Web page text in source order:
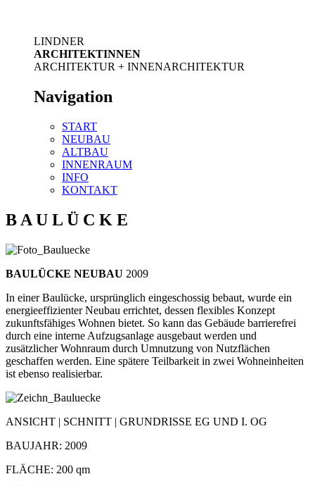
LINDNER
ARCHITEKTINNEN
ARCHITEKTUR + INNENARCHITEKTUR
Navigation
START
NEUBAU
ALTBAU
INNENRAUM
INFO
KONTAKT
B A U L Ü C K E
BAULÜCKE NEUBAU 2009
In einer Baulücke, ursprünglich eingeschossig bebaut, wurde ein
energieeffizienter Neubau errichtet, dessen flexibles Konzept
zukunftsfähiges Wohnen bietet. So kann das Gebäude barrierefrei
durch eine interne Aufzugsanlage ausgebaut werden und
zusätzlicher Wohnraum durch Umnutzung von Nutzflächen
geschaffen werden. Eine spätere Teilbarkeit in zwei Wohneinheiten
ist ebenso realisierbar.
ANSICHT | SCHNITT | GRUNDRISSE EG UND I. OG
BAUJAHR: 2009
FLÄCHE: 200 qm